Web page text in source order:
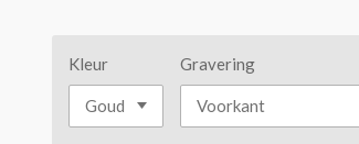
Kleur Gravering